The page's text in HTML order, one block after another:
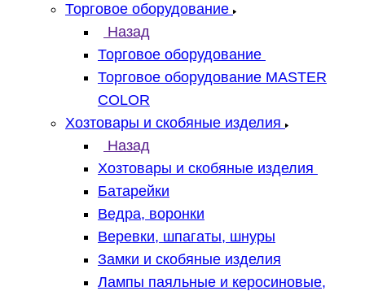
Торговое оборудование
Назад
Торговое оборудование
Торговое оборудование MASTER
COLOR
Хозтовары и скобяные изделия
Назад
Хозтовары и скобяные изделия
Батарейки
Ведра, воронки
Веревки, шпагаты, шнуры
Замки и скобяные изделия
Лампы паяльные и керосиновые,